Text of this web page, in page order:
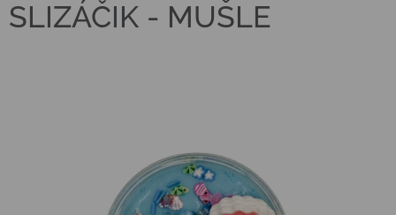
SLIZÁČIK - MUŠLE